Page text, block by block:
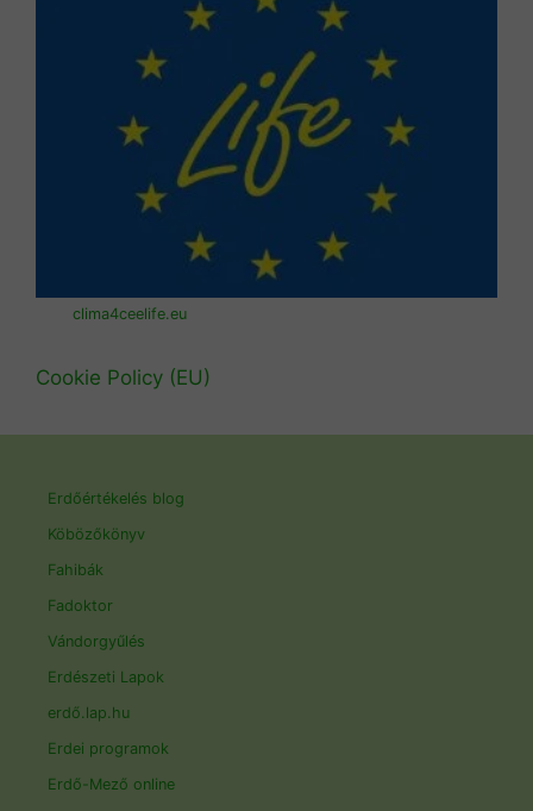
clima4ceelife.eu
Cookie Policy (EU)
Erdőértékelés blog
Köbözőkönyv
Fahibák
Fadoktor
Vándorgyűlés
Erdészeti Lapok
erdő.lap.hu
Erdei programok
Erdő-Mező online